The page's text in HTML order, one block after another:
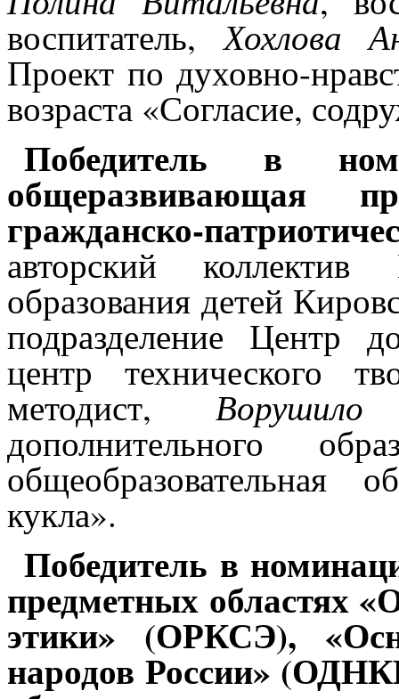
воспитатель,Хохлова
Проект по духовно-
возраста «Согласие,
Победитель в
общеразвивающая
гражданско-
авторский
образования детей
подразделение Центр
центр технического
методист,
дополнительного
общеобразовательная
кукла».
Победитель в
предметных областях
этики» (ОРКСЭ),
народов России»